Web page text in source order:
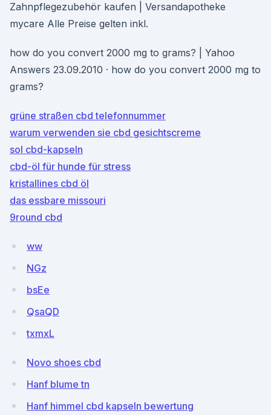
Zahnpflegezubehör kaufen | Versandapotheke
mycare Alle Preise gelten inkl.
how do you convert 2000 mg to grams? | Yahoo
Answers 23.09.2010 · how do you convert 2000 mg to
grams?
grüne straßen cbd telefonnummer
warum verwenden sie cbd gesichtscreme
sol cbd-kapseln
cbd-öl für hunde für stress
kristallines cbd öl
das essbare missouri
9round cbd
ww
NGz
bsEe
QsaQD
txmxL
Novo shoes cbd
Hanf blume tn
Hanf himmel cbd kapseln bewertung